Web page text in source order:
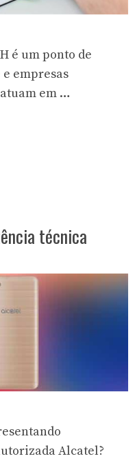
é um ponto de
empresas
em …
técnica
Alcatel?